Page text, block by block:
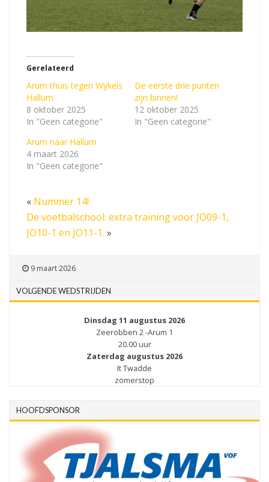
Gerelateerd
Arum thuis tegen Wykels
Hallum
8 oktober 2025
In "Geen categorie"
De eerste drie punten
zijn binnen!
12 oktober 2025
In "Geen categorie"
Arum naar Hallum
4 maart 2026
In "Geen categorie"
« Nummer 14!
De voetbalschool: extra training voor JO09-1,
JO10-1 en JO11-1. »
9 maart 2026
VOLGENDE WEDSTRIJDEN
Dinsdag 11 augustus 2026
Zeerobben 2 -Arum 1
20.00 uur
Zaterdag augustus 2026
It Twadde
zomerstop
HOOFDSPONSOR